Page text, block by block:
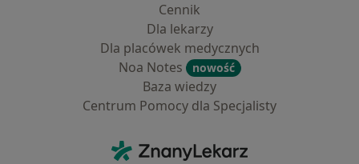
Cennik
Dla lekarzy
Dla placówek medycznych
Noa Notes
nowość
Baza wiedzy
Centrum Pomocy dla Specjalisty
ZnanyLekarz - Strona główna